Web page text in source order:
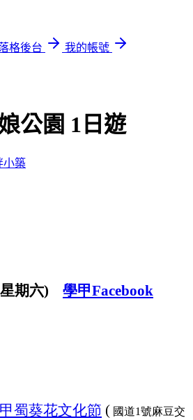
格後台
我的帳號
公園 1日遊
小築
星期六) 學甲Facebook
蜀葵花文化節 ( 國道1號麻豆交